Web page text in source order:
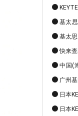
基太
市：引领
基太
快来
中国(
展论坛
广州
度海南团
日本
日本